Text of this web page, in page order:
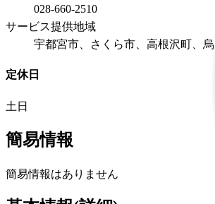
028-660-2510
サービス提供地域
宇都宮市、さくら市、高根沢町、
定休日
土日
簡易情報
簡易情報はありません